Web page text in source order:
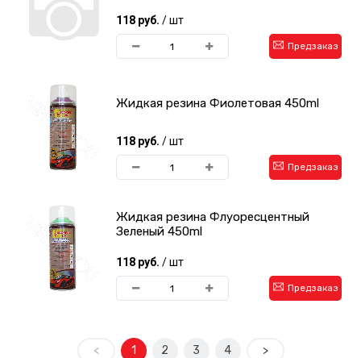
118 руб. / шт
Предзаказ
Жидкая резина Фиолетовая 450ml
118 руб. / шт
Предзаказ
Жидкая резина Флуоресцентный
Зеленый 450ml
118 руб. / шт
Предзаказ
< 1 2 3 4 >